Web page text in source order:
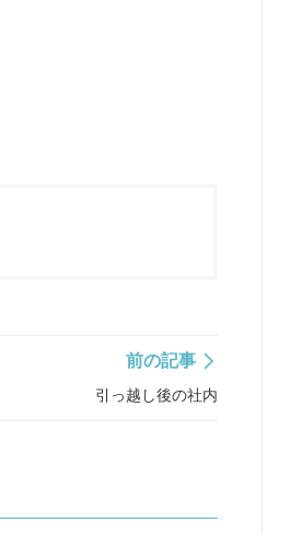
前の記事
引っ越し後の社内